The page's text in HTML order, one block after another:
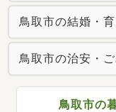
鳥取市の結婚・
鳥取市の治安・
鳥取市の